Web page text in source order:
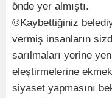
önde yer almıştı.
©Kaybettiğiniz
vermiş insanların
sarılmaları yerine
eleştirmelerine
siyaset yapmasını